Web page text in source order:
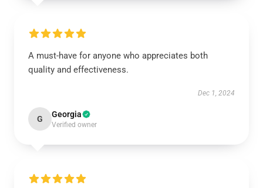
A must-have for anyone who appreciates both
quality and effectiveness.
Dec 1, 2024
G Georgia
Verified owner